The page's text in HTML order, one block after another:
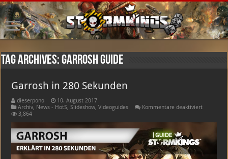
Tag Archives:Garrosh Guide
Garrosh in 280 Sekunden
dieserpono
10. August 2017
Archiv, News - HotS,Slideshow,Videoguides Kommentare deaktiviertfür
3,864